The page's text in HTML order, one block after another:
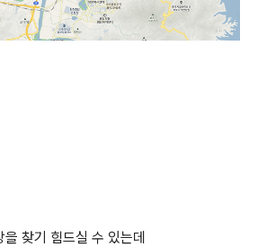
을 찾기 힘드실 수 있는데